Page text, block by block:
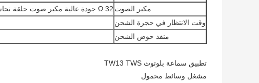
مكبر الصوت 32 Ω جودة عالية مكبر صوت حلقة نحاسية حقيقية
وقت الانتظار في حجرة الشحن
منفذ حوض الشحن
تطبيق سماعة بلوتوث TW13 TWS
مشغل وسائط محمول